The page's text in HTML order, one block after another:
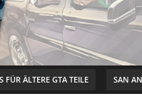
ÄLTERE GTA TEILE SAN